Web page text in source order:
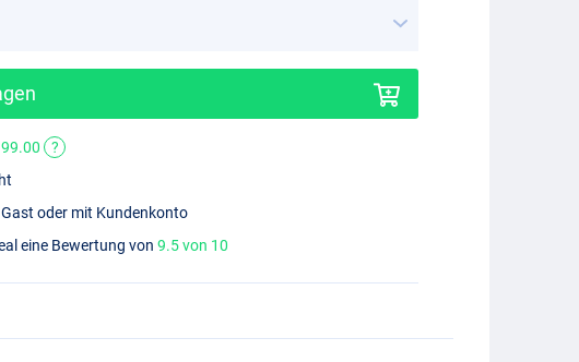
99.00
?
oder mit Kundenkonto
eine Bewertung von9.5 von 10